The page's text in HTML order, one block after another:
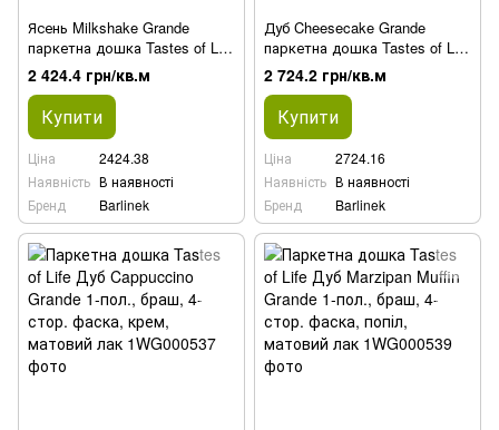
Ясень Milkshake Grande
паркетна дошка Tastes of Life
1-пол., білий матовий лак
2 424.4 грн/кв.м
Купити
Ціна
2424.38
Наявність В наявності
Бренд
Barlinek
Дуб Cheesecake Grande
паркетна дошка Tastes of Life
1-пол., браш, выбеленый,
матовий лак
2 724.2 грн/кв.м
Купити
Ціна
2724.16
Наявність В наявності
Бренд
Barlinek